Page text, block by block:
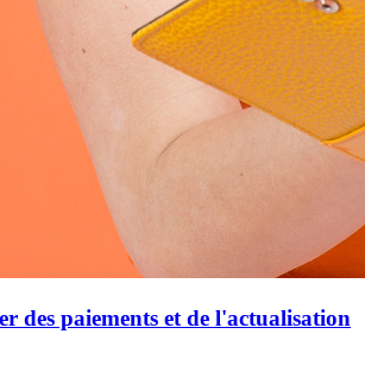
des paiements et de l'actualisation